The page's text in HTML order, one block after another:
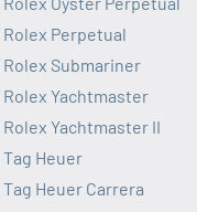
Rolex Perpetual
Rolex Submariner
Rolex Yachtmaster
Rolex Yachtmaster II
Tag Heuer
Tag Heuer Carrera